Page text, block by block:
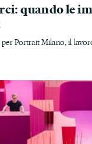
quando le
Portrait Milano, il